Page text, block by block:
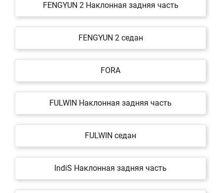
FENGYUN 2 Наклонная задняя часть
FENGYUN 2 седан
FORA
FULWIN Наклонная задняя часть
FULWIN седан
IndiS Наклонная задняя часть